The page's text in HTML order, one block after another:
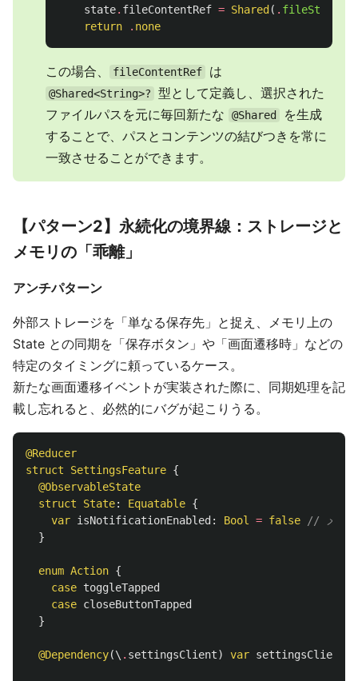
state. fileContentRef = Shared ( . fileStorage
return
. none
この場合、 fileContentRef は
@Shared<String>?
型として定義し、選択された
ファイルパスを元に毎回新たな
@Shared
を生成
することで、パスとコンテンツの結びつきを常に
一致させることができます。
【パターン2】永続化の境界線：ストレージと
メモリの「乖離」
アンチパターン
外部ストレージを「単なる保存先」と捉え、メモリ上の
State との同期を「保存ボタン」や「画面遷移時」などの
特定のタイミングに頼っているケース。
新たな画面遷移イベントが実装された際に、同期処理を記
載し忘れると、必然的にバグが起こりうる。
@Reducer
struct
SettingsFeature {
@ObservableState
struct
State: Equatable {
var isNotificationEnabled : Bool = false
// メモリ
}
enum Action {
case toggleTapped
case closeButtonTapped
}
@Dependency(\ . settingsClient) var settingsClient